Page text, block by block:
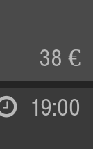
38 €
19:00